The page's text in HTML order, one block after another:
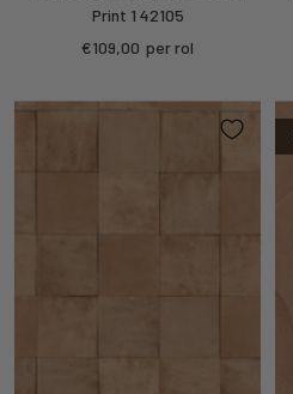
Print 1 42105
Kortings
€109,00 per rol